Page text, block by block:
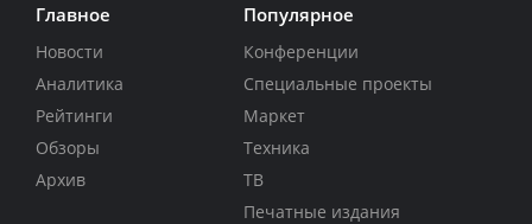
Главное
Новости
Аналитика
Рейтинги
Обзоры
Архив
Популярное
Конференции
Специальные проекты
Маркет
Техника
ТВ
Печатные издания